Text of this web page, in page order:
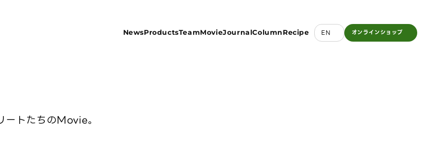
NewsProductsTeamMovieJournalColumnRecipe EN オンラインショップ
トたちのMovie。